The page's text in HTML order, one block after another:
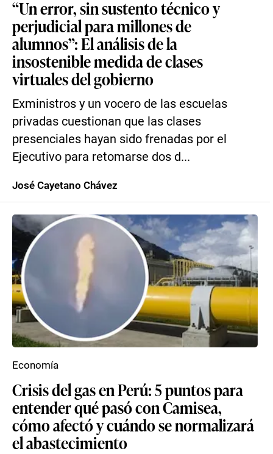
“Un error, sin sustento técnico y
perjudicial para millones de
alumnos”: El análisis de la
insostenible medida de clases
virtuales del gobierno
Exministros y un vocero de las escuelas
privadas cuestionan que las clases
presenciales hayan sido frenadas por el
Ejecutivo para retomarse dos d...
José Cayetano Chávez
Crisis del gas en Perú: 5 puntos para
entender qué pasó con Camisea,
cómo afectó y cuándo se normalizará
el abastecimiento
Economía